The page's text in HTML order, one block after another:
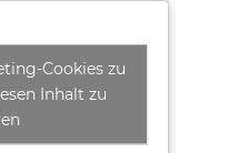
Cookies zu
Inhalt zu